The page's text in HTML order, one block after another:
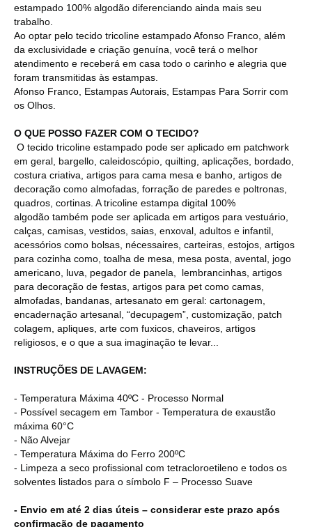
estampado 100% algodão diferenciando ainda mais seu
trabalho.
Ao optar pelo tecido tricoline estampado Afonso Franco, além
da exclusividade e criação genuína, você terá o melhor
atendimento e receberá em casa todo o carinho e alegria que
foram transmitidas às estampas.
Afonso Franco, Estampas Autorais, Estampas Para Sorrir com
os Olhos.
O QUE POSSO FAZER COM O TECIDO?
O tecido tricoline estampado pode ser aplicado em patchwork
em geral, bargello, caleidoscópio, quilting, aplicações, bordado,
costura criativa, artigos para cama mesa e banho, artigos de
decoração como almofadas, forração de paredes e poltronas,
quadros, cortinas. A tricoline estampa digital 100%
algodão também pode ser aplicada em artigos para vestuário,
calças, camisas, vestidos, saias, enxoval, adultos e infantil,
acessórios como bolsas, nécessaires, carteiras, estojos, artigos
para cozinha como, toalha de mesa, mesa posta, avental, jogo
americano, luva, pegador de panela, lembrancinhas, artigos
para decoração de festas, artigos para pet como camas,
almofadas, bandanas, artesanato em geral: cartonagem,
encadernação artesanal, “decupagem”, customização, patch
colagem, apliques, arte com fuxicos, chaveiros, artigos
religiosos, e o que a sua imaginação te levar...
INSTRUÇÕES DE LAVAGEM:
- Temperatura Máxima 40ºC - Processo Normal
- Possível secagem em Tambor - Temperatura de exaustão
máxima 60°C
- Não Alvejar
- Temperatura Máxima do Ferro 200ºC
- Limpeza a seco profissional com tetracloroetileno e todos os
solventes listados para o símbolo F – Processo Suave
- Envio em até 2 dias úteis – considerar este prazo após
confirmação de pagamento